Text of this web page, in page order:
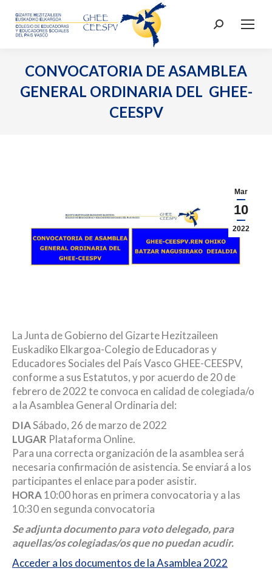
Buscar:
CONVOCATORIA DE ASAMBLEA
GENERAL ORDINARIA DEL GHEE-
CEESPV
Mar
10
2022
La Junta de Gobierno del Gizarte Hezitzaileen
Euskadiko Elkargoa-Colegio de Educadoras y
Educadores Sociales del País Vasco GHEE-CEESPV,
conforme a sus Estatutos, y por acuerdo de 20 de
febrero de 2022 te convoca en calidad de colegiada/o
a la Asamblea General Ordinaria del:
DIASábado, 26 de marzo de 2022
LUGAR Plataforma Online.
Para una correcta organización de la asamblea será
necesaria confirmación de asistencia. Se enviará a los
participantes el enlace para poder asistir.
HORA10:00 horas en primera convocatoria y a las
10:30 en segunda convocatoria
Se adjunta documento para voto delegado, para
aquellas/os colegiadas/os que no puedan acudir.
Acceder a los documentos de la Asamblea 2022